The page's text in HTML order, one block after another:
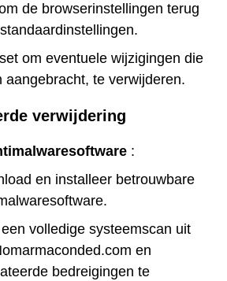
de browserinstellingen terug
om eventuele wijzigingen die
aangebracht, te verwijderen.
verwijdering
:
en installeer betrouwbare
volledige systeemscan uit
en
bedreigingen te